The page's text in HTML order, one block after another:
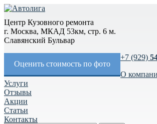
Центр Кузовного ремонта
г. Москва, МКАД 53км, стр. 6 м.
Славянский Бульвар
Оценить стоимость по фото
+7 (929)
О
Услуги
Отзывы
Акции
Статьи
Контакты